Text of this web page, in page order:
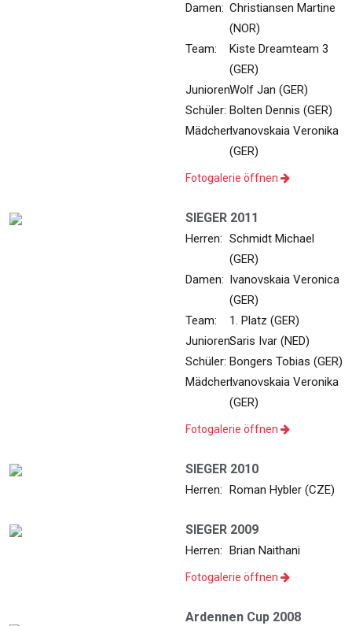
Damen: Christiansen Martine
(NOR)
Team:
Kiste Dreamteam 3
(GER)
Junioren:Wolf Jan (GER)
Schüler: Bolten Dennis (GER)
Mädchen:Ivanovskaia Veronika
(GER)
Fotogalerie öffnen
SIEGER 2011
Herren: Schmidt Michael
(GER)
Damen: Ivanovskaia Veronica
(GER)
Team:
1. Platz (GER)
Junioren:Saris Ivar (NED)
Schüler: Bongers Tobias (GER)
Mädchen:Ivanovskaia Veronika
(GER)
Fotogalerie öffnen
SIEGER 2010
Herren: Roman Hybler (CZE)
SIEGER 2009
Herren: Brian Naithani
Fotogalerie öffnen
Ardennen Cup 2008